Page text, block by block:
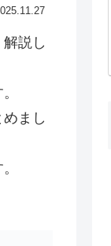
説し
まし